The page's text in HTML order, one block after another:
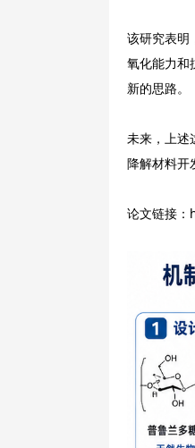
该研究表明
氧化能力和
新的思路。
未来，上述
降解材料开
论文链接